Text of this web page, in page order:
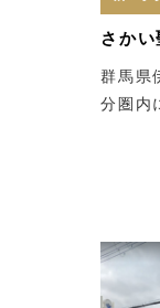
さか
群馬県
分圏内